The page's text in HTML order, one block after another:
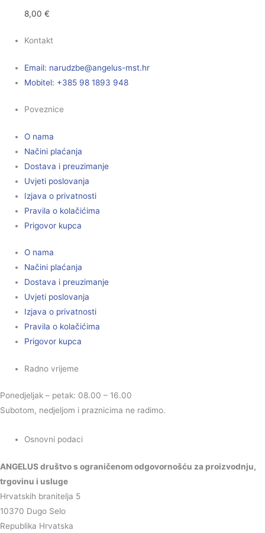
8,00€
Kontakt
Email: rh.tsm-sulegna
@ebzduran
Mobitel: +385 98 1893 948
Poveznice
O nama
Načini plaćanja
Dostava i preuzimanje
Uvjeti poslovanja
Izjava o privatnosti
Pravila o kolačićima
Prigovor kupca
O nama
Načini plaćanja
Dostava i preuzimanje
Uvjeti poslovanja
Izjava o privatnosti
Pravila o kolačićima
Prigovor kupca
Radno vrijeme
Ponedjeljak – petak: 08.00 – 16.00
Subotom, nedjeljom i praznicima ne radimo.
Osnovni podaci
ANGELUS društvo s ograničenom odgovornošću za proizvodnju,
trgovinu i usluge
Hrvatskih branitelja 5
10370 Dugo Selo
Republika Hrvatska